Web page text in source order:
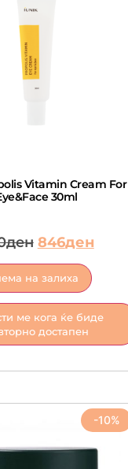
Vitamin Cream For
30ml
ден 846ден
на залиха
ме кога ќе биде
достапен
-10%